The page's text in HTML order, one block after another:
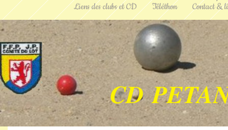
Liens des clubs et CD
Téléthon Contact &
CD